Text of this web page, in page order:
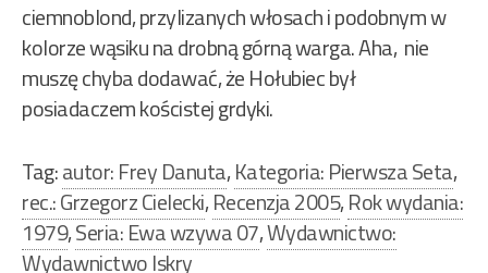
ciemnoblond, przylizanych włosach i podobnym w
kolorze wąsiku na drobną górną warga. Aha, nie
muszę chyba dodawać, że Hołubiec był
posiadaczem kościstej grdyki.
Tag:autor: Frey Danuta,Kategoria: Pierwsza Seta,
rec.: Grzegorz Cielecki,Recenzja 2005,Rok wydania:
1979,Seria: Ewa wzywa 07,Wydawnictwo:
Wydawnictwo Iskry